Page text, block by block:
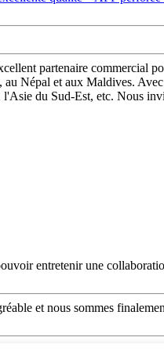
partenaire
Népal et aux Maldives.
du Sud-Est, etc. Nous
entretenir une
et nous sommes